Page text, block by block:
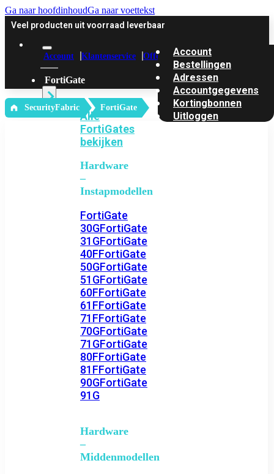
Ga naar hoofdinhoudGa naar voettekst
Veel producten uit voorraad leverbaar
Account Klantenservice Offerte
FortiGate
Alle
FortiGates
bekijken
Hardware
–
Instapmodellen
FortiGate
30GFortiGate
31GFortiGate
40FFortiGate
50GFortiGate
51GFortiGate
60FFortiGate
61FFortiGate
71FFortiGate
70GFortiGate
71GFortiGate
80FFortiGate
81FFortiGate
90GFortiGate
91G
Hardware
–
Middenmodellen
Account
Bestellingen
Adressen
Accountgegevens
Kortingbonnen
Uitloggen
‎ SecurityFabric FortiGate